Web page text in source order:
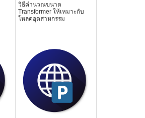
วิธีคำนวณขนาด
Transformer ให้เหมาะกับ
โหลดอุตสาหกรรม